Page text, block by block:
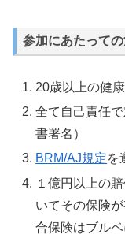
参加にあたって
20歳以上の健
全て自己責任
書署名）
BRM/AJ規定を
１億円以上の
いてその保険
合保険はブル